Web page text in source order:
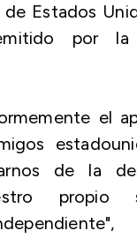
Estados
por
el
de la
propio